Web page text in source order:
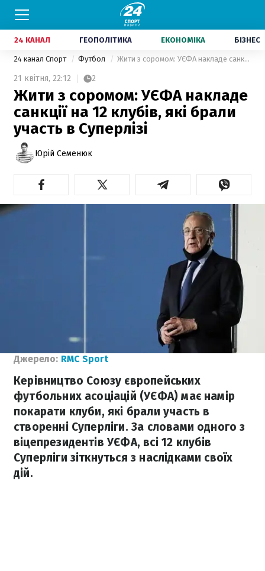
24 КАНАЛ ГЕОПОЛІТИКА ЕКОНОМІКА БІЗНЕС
24 канал Спорт Футбол Жити з соромом: УЄФА накладе санкції на 12 клубів, які брали участь в Суперлізі
21 квітня, 22:12 2
Жити з соромом: УЄФА накладе
санкції на 12 клубів, які брали
участь в Суперлізі
Юрій Семенюк
Джерело: RMC Sport
Керівництво Союзу європейських
футбольних асоціацій (УЄФА) має намір
покарати клуби, які брали участь в
створенні Суперліги. За словами одного з
віцепрезидентів УЄФА, всі 12 клубів
Суперліги зіткнуться з наслідками своїх
дій.